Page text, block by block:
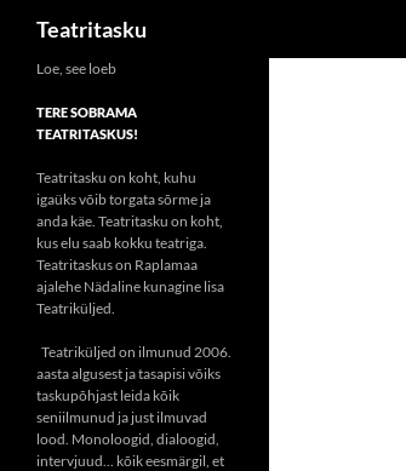
Liigu
juurde
Teatritasku
Loe, see loeb
TERE SOBRAMA
TEATRITASKUS!
Teatritasku on koht, kuhu
igaüks võib torgata sõrme ja
anda käe. Teatritasku on koht,
kus elu saab kokku teatriga.
Teatritaskus on Raplamaa
ajalehe Nädaline kunagine lisa
Teatriküljed.
Teatriküljed on ilmunud 2006.
aasta algusest ja tasapisi võiks
taskupõhjast leida kõik
seniilmunud ja just ilmuvad
lood. Monoloogid, dialoogid,
intervjuud... kõik eesmärgil, et